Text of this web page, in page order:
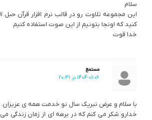
سلام
این مجموعه تلاوت رو در قالب نرم افزار قرآن حبل
کنید که اونجا بتونیم از این صوت استفاده کنیم
خدا قوت
مستمع
1404-01-06 در 20:31
با سلام و عرض تبریک سال نو خدمت همه ی عزیزان.
خدارو شکر می کنم که در برهه ای از زمان زندگی